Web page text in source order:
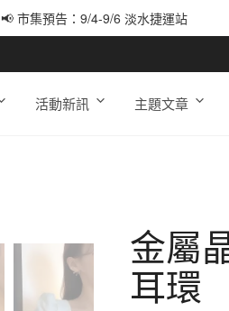
📢 市集預告：9/4-9/6 淡水捷運站
活動新訊 主題文章
金屬
耳環